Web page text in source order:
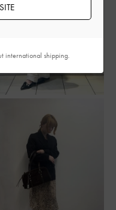
international shipping.